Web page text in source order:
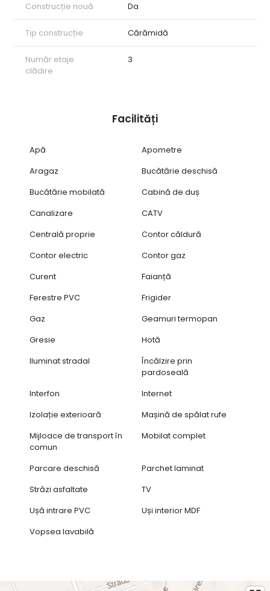
Construcție nouă Da
Tip construcție Cărămidă
Număr etaje
clădire
3
Facilități
Apă
Apometre
Aragaz
Bucătărie deschisă
Bucătărie mobilată
Cabină de duș
Canalizare
CATV
Centrală proprie
Contor căldură
Contor electric
Contor gaz
Curent
Faianță
Ferestre PVC
Frigider
Gaz
Geamuri termopan
Gresie
Hotă
Iluminat stradal
Încălzire prin
pardoseală
Interfon
Internet
Izolație exterioară
Mașină de spălat rufe
Mijloace de transport în
comun
Mobilat complet
Parcare deschisă
Parchet laminat
Străzi asfaltate
TV
Ușă intrare PVC
Uși interior MDF
Vopsea lavabilă